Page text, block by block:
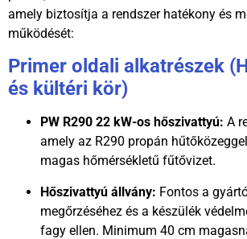
amely biztosítja a rendszer hatékony és
működését:
Primer oldali alkatrészek
és kültéri kör)
PW R290 22 kW-os hőszivattyú: A
amely az R290 propán
magas hőmérsékletű fűtővizet.
Hőszivattyú állvány: Fontos a
megőrzéséhez és a készülék
fagy ellen. Minimum 40 cm